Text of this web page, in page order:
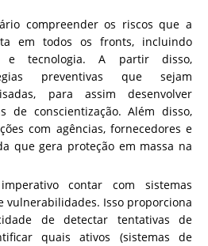
compreender os riscos que a
em todos os fronts, incluindo
e tecnologia. A partir disso,
preventivas que sejam
para assim desenvolver
de conscientização. Além disso,
com agências, fornecedores e
que gera proteção em massa na
contar com sistemas
vulnerabilidades. Isso proporciona
de detectar tentativas de
quais ativos (sistemas de